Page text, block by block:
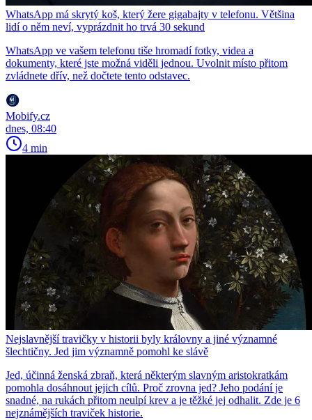
WhatsApp má skrytý koš, který žere gigabajty v telefonu. Většina
lidí o něm neví, vyprázdnit ho trvá 30 sekund
WhatsApp ve vašem telefonu tiše hromadí fotky, videa a
dokumenty, které jste možná viděli jednou. Uvolnit místo přitom
zvládnete dřív, než dočtete tento odstavec.
Mobify.cz
dnes, 08:40
4 min
Nejslavnější travičky v historii byly královny a jiné významné
šlechtičny. Jed jim významně pomohl ke slávě
Jed, účinná ženská zbraň, která některým slavným aristokratkám
pomohla dosáhnout jejich cílů. Proč zrovna jed? Jeho podání je
snadné, na rukách přitom neulpí krev a je těžké jej odhalit. Zde je 6
nejznámějších traviček historie.